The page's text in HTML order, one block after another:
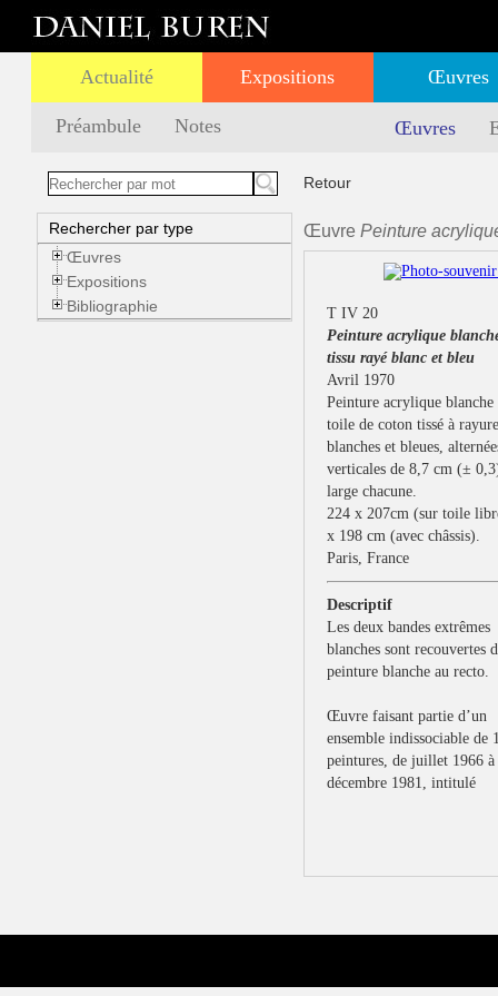
Actualité Expositions Œuvres
Préambule Notes Œuvres
Rechercher par type
Œuvres
Expositions
Bibliographie
Retour
Œuvre Peinture
T IV 20
Peinture acrylique
tissu rayé blanc et bleu
Avril 1970
Peinture acrylique blanche
toile de coton tissé à
blanches et bleues,
verticales de 8,7 cm (±
large chacune.
224 x 207cm (sur toile
x 198 cm (avec châssis).
Paris, France
Descriptif
Les deux bandes extrêmes
blanches sont recouvertes
peinture blanche au recto.
Œuvre faisantpartie d’un
ensemble indissociablede
peintures, de juillet1966 à
décembre1981, intitulé